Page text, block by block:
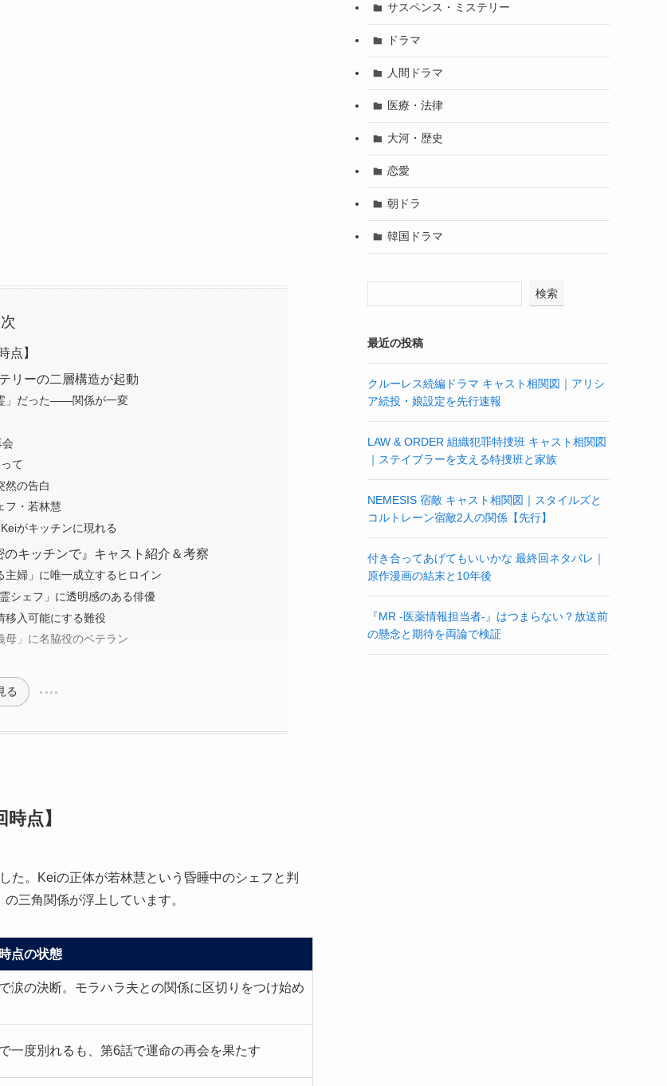
点】
リーの二層構造が起動
」だった——関係が一変
会
て
然の告白
フ・若林慧
がキッチンに現れる
キッチンで』キャスト紹介＆考察
婦」に唯一成立するヒロイン
シェフ」に透明感のある俳優
入可能にする難役
」に名脇役のベテラン
る
点】
た。Keiの正体が若林慧という昏睡中のシェフと判
三角関係が浮上しています。
点の状態
涙の決断。モラハラ夫との関係に区切りをつけ始め
一度別れるも、第6話で運命の再会を果たす
サスペンス・ミステリー
ドラマ
人間ドラマ
医療・法律
大河・歴史
恋愛
朝ドラ
韓国ドラマ
検索
最近の投稿
クルーレス続編ドラマ キャスト相関図｜アリシ
ア続投・娘設定を先行速報
LAW & ORDER 組織犯罪特捜班 キャスト相関図
｜ステイブラーを支える特捜班と家族
NEMESIS 宿敵 キャスト相関図｜スタイルズと
コルトレーン宿敵2人の関係【先行】
付き合ってあげてもいいかな 最終回ネタバレ｜
原作漫画の結末と10年後
『MR -医薬情報担当者-』はつまらない？放送前
の懸念と期待を両論で検証